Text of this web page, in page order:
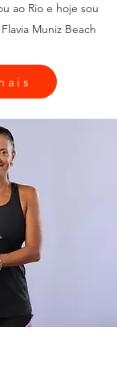
ao Rio e hoje sou
Muniz Beach